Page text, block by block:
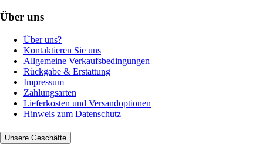
Über uns
Über uns?
Kontaktieren Sie uns
Allgemeine Verkaufsbedingungen
Rückgabe & Erstattung
Impressum
Zahlungsarten
Lieferkosten und Versandoptionen
Hinweis zum Datenschutz
Unsere Geschäfte